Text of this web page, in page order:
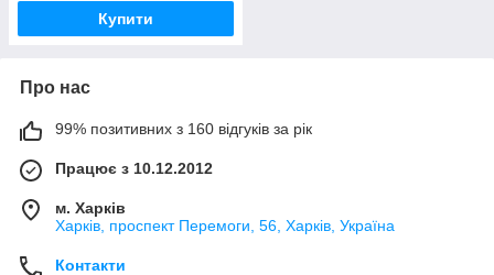
Купити
Про нас
99% позитивних з 160 відгуків за рік
Працює з 10.12.2012
м. Харків
Харків, проспект Перемоги, 56, Харків, Україна
Контакти